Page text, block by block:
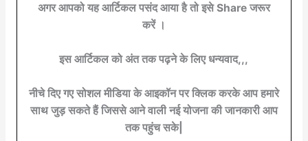
अगर आपको यह आर्टिकल पसंद आया है तो इसे Share जरूर
करें ।
इस आर्टिकल को अंत तक पढ़ने के लिए धन्यवाद,,,
नीचे दिए गए सोशल मीडिया के आइकॉन पर क्लिक करके आप हमारे
साथ जुड़ सकते हैं जिससे आने वाली नई योजना की जानकारी आप
तक पहुंच सके|